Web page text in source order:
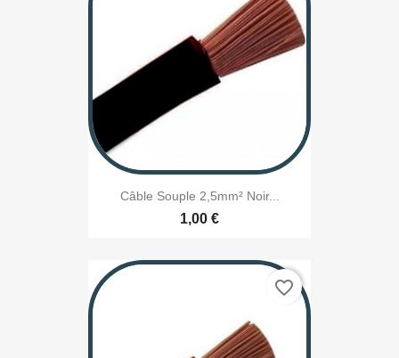
Câble Souple 2,5mm² Noir...
1,00 €
favorite_border